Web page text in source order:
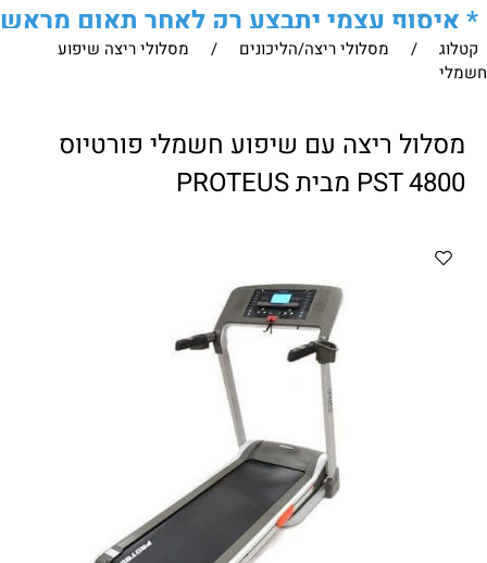
* איסוף עצמי יתבצע רק לאחר תאום מראש
של הלקוח מול נציגנו!
ווטצאפ(הודעות בלבד ):
052-8059900
מענה טלפוני:04-8411075
,
לחיצת כפתור
citysport1@013.net
citysport2@013.net
קטלוג / מסלולי ריצה/הליכונים /
מסלולי ריצה שיפוע
חשמלי
מסלול ריצה עם שיפוע חשמלי פורטיוס
PST 4800 מבית PROTEUS